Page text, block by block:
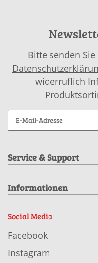
Bitte senden
widerruflich
Service & Support
Informationen
Social Media
Facebook
Instagram